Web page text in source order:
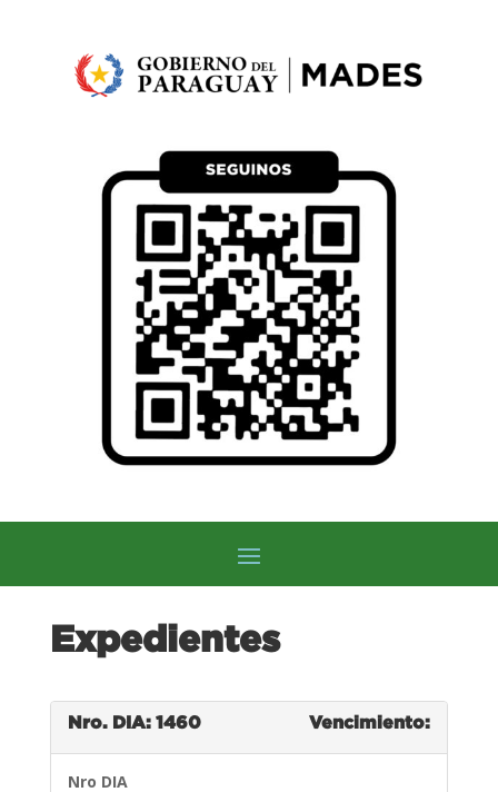
Expedientes
Nro. DIA: 1460 Vencimiento:
Nro DIA